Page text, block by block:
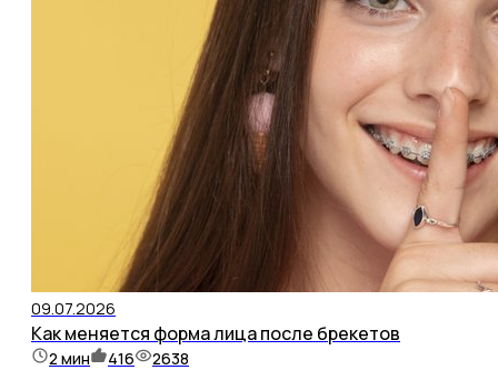
09.07.2026
Как меняется форма лица после брекетов
2 мин 416 2638